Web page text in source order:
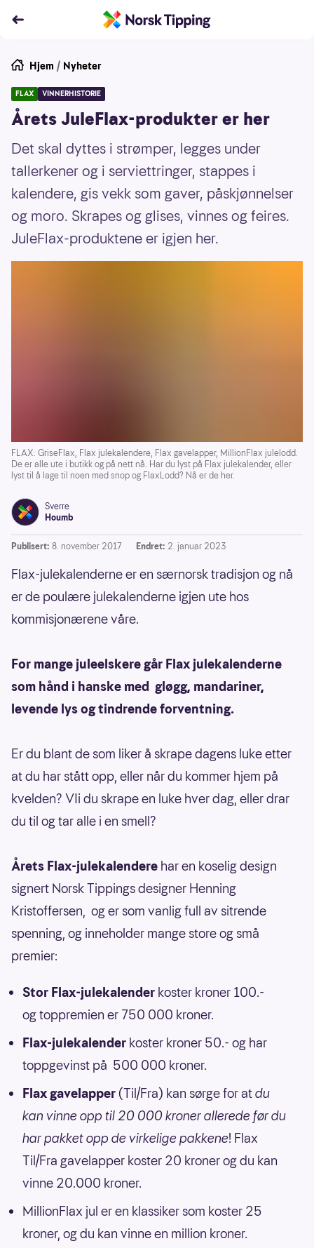
Hjem / Nyheter
FLAX VINNERHISTORIE
Årets JuleFlax-produkter er her
Det skal dyttes i strømper, legges under
tallerkener og i serviettringer, stappes i
kalendere, gis vekk som gaver, påskjønnelser
og moro. Skrapes og glises, vinnes og feires.
JuleFlax-produktene er igjen her.
FLAX: GriseFlax, Flax julekalendere, Flax gavelapper, MillionFlax julelodd.
De er alle ute i butikk og på nett nå. Har du lyst på Flax julekalender, eller
lyst til å lage til noen med snop og FlaxLodd? Nå er de her.
Sverre
Houmb
Publisert: 8. november 2017 Endret: 2. januar 2023
Flax-julekalenderne er en særnorsk tradisjon og nå
er de poulære julekalenderne igjen ute hos
kommisjonærene våre.
For mange juleelskere går Flax julekalenderne
som hånd i hanske med gløgg, mandariner,
levende lys og tindrende forventning.
Er du blant de som liker å skrape dagens luke etter
at du har stått opp, eller når du kommer hjem på
kvelden? VIi du skrape en luke hver dag, eller drar
du til og tar alle i en smell?
Årets Flax-julekalendere har en koselig design
signert Norsk Tippings designer Henning
Kristoffersen, og er som vanlig full av sitrende
spenning, og inneholder mange store og små
premier:
Stor Flax-julekalender koster kroner 100.-
og toppremien er 750 000 kroner.
Flax-julekalender koster kroner 50.- og har
toppgevinst på 500 000 kroner.
Flax gavelapper (Til/Fra) kan sørge for atdu
kan vinne opp til 20 000 kroner allerede før du
har pakket opp de virkelige pakkene! Flax
Til/Fra gavelapper koster 20 kroner og du kan
vinne 20.000 kroner.
MillionFlax jul er en klassiker som koster 25
kroner, og du kan vinne en million kroner.